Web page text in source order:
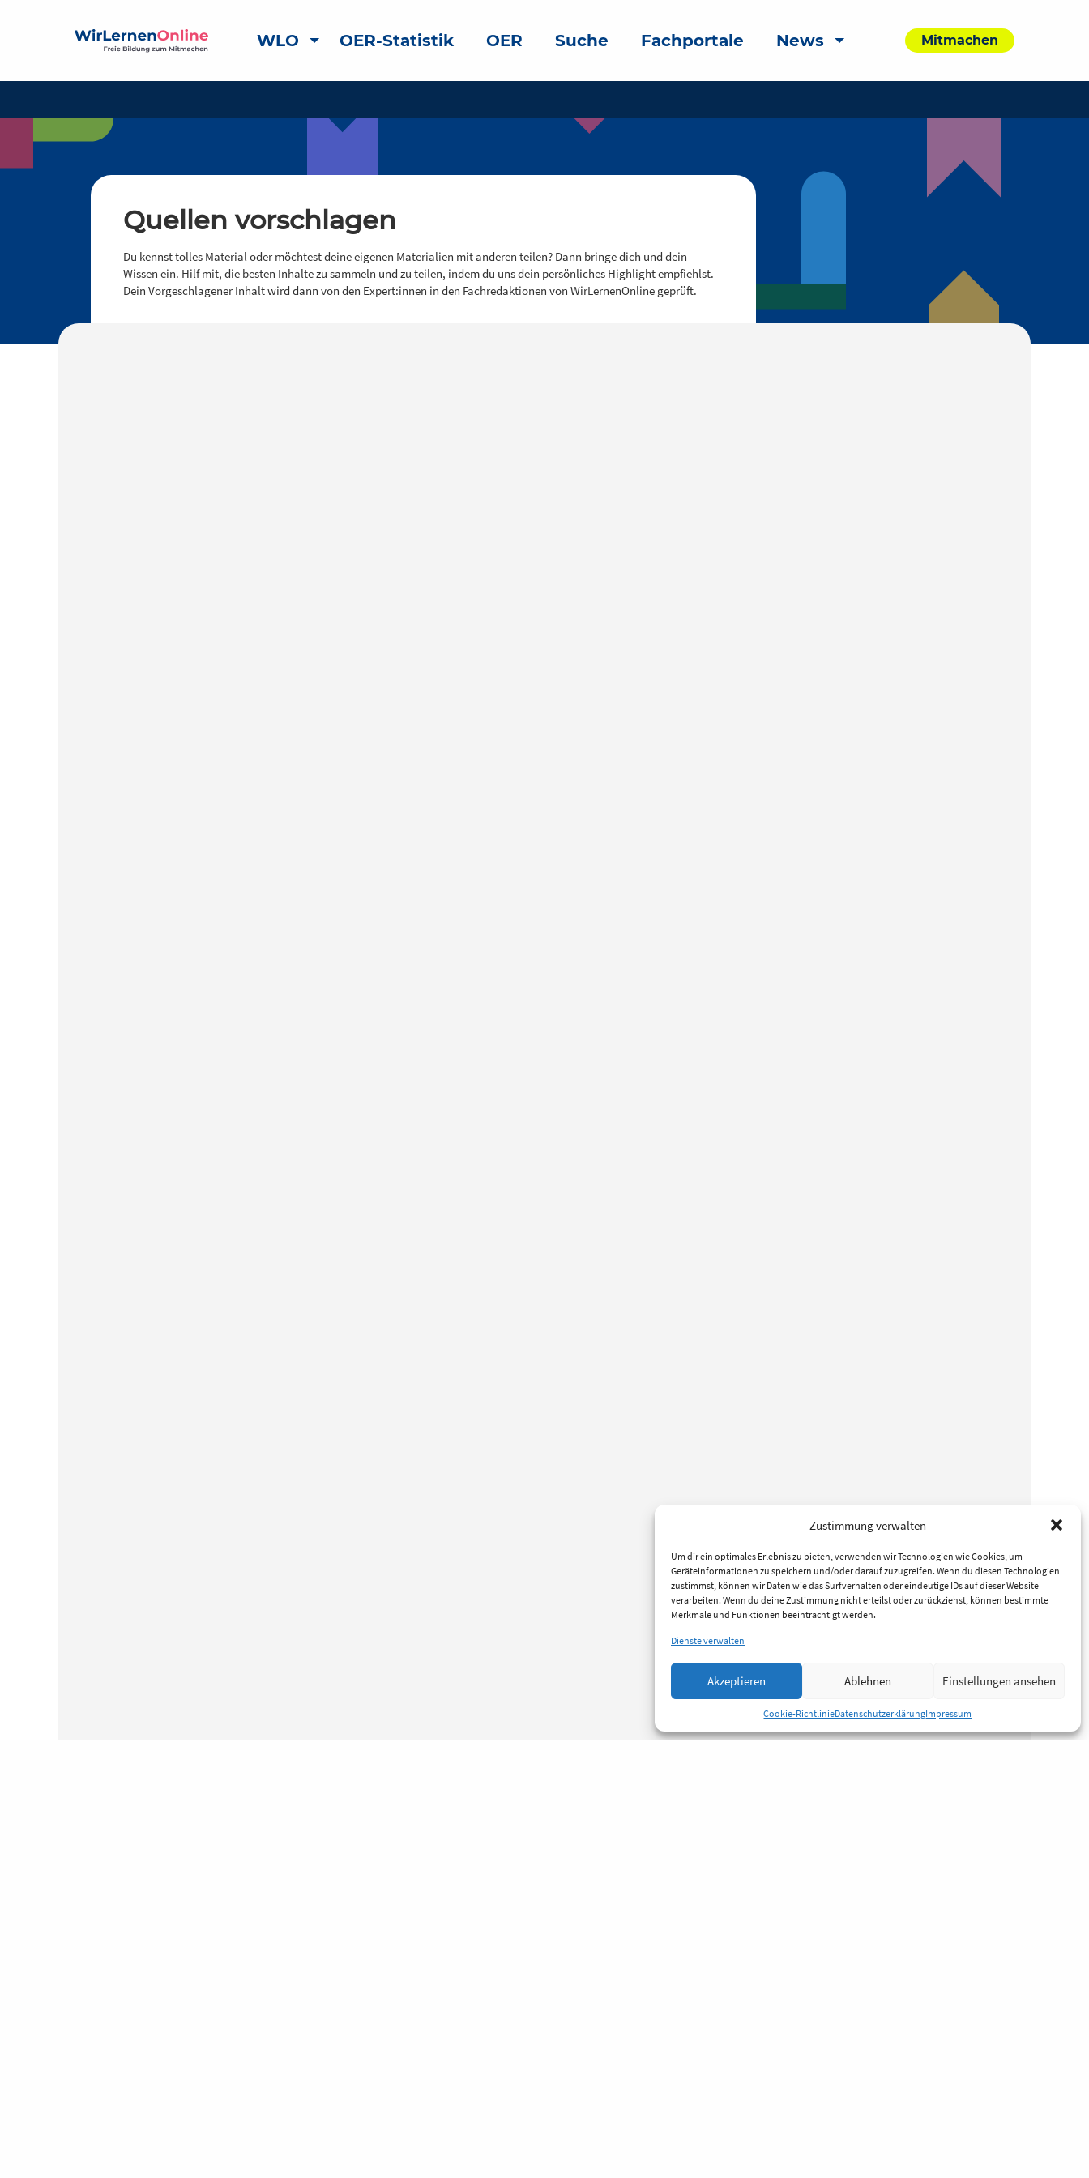
Zustimmung verwalten
Um dir ein optimales Erlebnis zu bieten, verwenden wir Technologien wie Cookies, um
Geräteinformationen zu speichern und/oder darauf zuzugreifen. Wenn du diesen Technologien
zustimmst, können wir Daten wie das Surfverhalten oder eindeutige IDs auf dieser Website
verarbeiten. Wenn du deine Zustimmung nicht erteilst oder zurückziehst, können bestimmte
Merkmale und Funktionen beeinträchtigt werden.
Dienste verwalten
Akzeptieren Ablehnen Einstellungen ansehen
Cookie-RichtlinieDatenschutzerklärungImpressum
WLO OER-Statistik OER Suche Fachportale News Mitmachen
Quellen vorschlagen
Du kennst tolles Material oder möchtest deine eigenen Materialien mit anderen teilen? Dann bringe dich und dein
Wissen ein. Hilf mit, die besten Inhalte zu sammeln und zu teilen, indem du uns dein persönliches Highlight empfiehlst.
Dein Vorgeschlagener Inhalt wird dann von den Expert:innen in den Fachredaktionen von WirLernenOnline geprüft.